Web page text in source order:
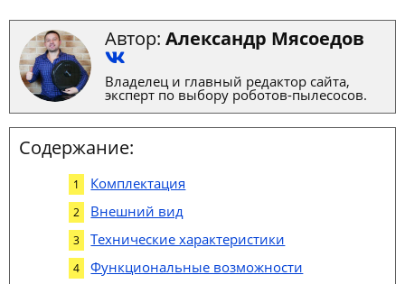
Автор: Александр Мясоедов
Владелец и главный редактор сайта,
эксперт по выбору роботов-пылесосов.
Содержание:
Комплектация
Внешний вид
Технические характеристики
Функциональные возможности